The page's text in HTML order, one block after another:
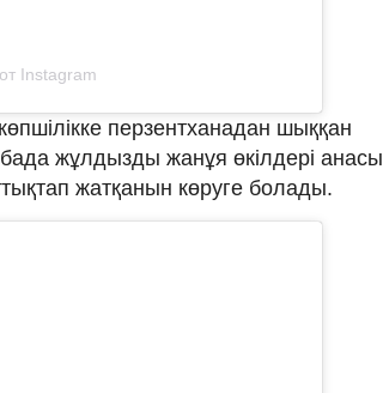
Instagram
перзентханадан шыққан
жұлдызды жанұя өкілдері анасы
жатқанын көруге болады.